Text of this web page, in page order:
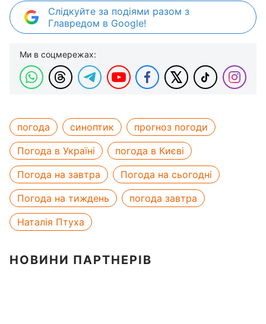
Слідкуйте за подіями разом з
Главредом в Google!
Ми в соцмережах:
погода синоптик
прогноз погоди
Погода в Україні
погода в Києві
Погода на завтра
Погода на сьогодні
Погода на тиждень
погода завтра
Наталія Птуха
НОВИНИ ПАРТНЕРІВ